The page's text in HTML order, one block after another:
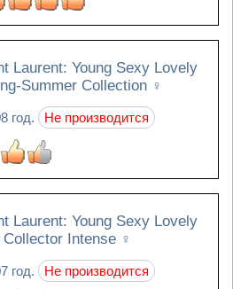
Laurent: Young Sexy Lovely
Summer Collection ♀
год. Не производится
Laurent: Young Sexy Lovely
Collector Intense ♀
год. Не производится